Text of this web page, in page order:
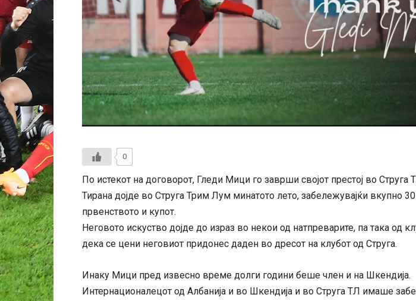
0
По истекот на договорот, Гледи Мици го заврши својот престој во Струга
Тирана дојде во Струга Трим Лум минатото лето, забележувајќи вкупно
првенството и купот.
Неговото искуство дојде до израз во некои од натпреварите, па така од
дека се цени неговиот придонес даден во дресот на клубот од Струга.
Инаку Мици пред извесно време долги години беше член и на Шкендија.
Интернационалецот од Албанија и во Шкендија и во Струга ТЛ имаше